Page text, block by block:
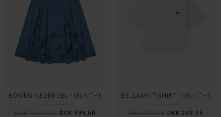
BOWEN NEDERDEL - MUNTHE
DKK 1.999,00 DKK 999,50
BELLAMY T-SHIRT - MUNTHE
DKK 499,95 DKK 249,98